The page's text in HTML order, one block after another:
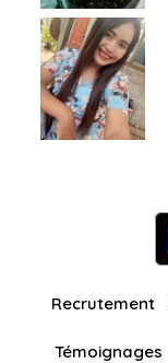
Recrutement
Témoignages